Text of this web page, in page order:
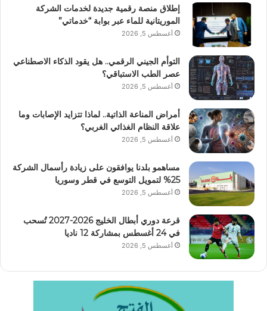
إطلاق منصة رقمية جديدة لخدمات الشركة
الموريتانية للماء عبر بوابة “خدماتي”
أغسطس 5, 2026
التوأم الجيني الرقمي.. هل يقود الذكاء الاصطناعي
عصر الطب الاستباقي؟
أغسطس 5, 2026
أمراض المناعة الذاتية.. لماذا تتزايد الإصابات وما
علاقة النظام الغذائي الغربي؟
أغسطس 5, 2026
مساهمو بلدنا يوافقون على زيادة رأسمال الشركة
25% لتمويل التوسع في قطر وسوريا
أغسطس 5, 2026
قرعة دوري أبطال الخليج 2026-2027 تُسحب
في 24 أغسطس بمشاركة 12 ناديا
أغسطس 5, 2026